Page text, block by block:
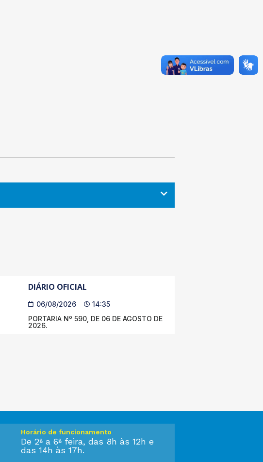
DIÁRIO OFICIAL
06/08/2026
14:35
PORTARIA Nº 590, DE 06 DE AGOSTO DE
2026.
Horário de funcionamento
De 2ª a 6ª feira, das 8h às 12h e
das 14h às 17h.